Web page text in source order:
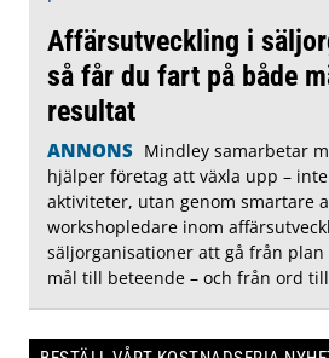
Affärsutveckling i
så får du fart på både
resultat
ANNONS Mindley samarbetar
hjälper företag att växla upp –
aktiviteter, utan genom smartare
workshopledare inom
säljorganisationer att gå från
mål till beteende – och från ord